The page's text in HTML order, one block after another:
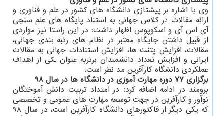
وی با اشاره بر پیشتازی دانشگاه های کشور در علم و فناوری و
ارائه مقالات در کلاس جهانی به استناد پایگاه های علم سنجی
آی اس آی و اسکوپوس اظهار داشت: در این راستا نیز مواردی
از قبیل داشتن جایگاه معتبر در نظام های رتبه بندی جهانی،
مقالات، افزایش پتنت ها، افزایش استنادات جهانی به مقالات
ایرانی و افزایش تعداد دانشمندان برتربه عنوان یکی از اهداف
عملکردی دانشگاه کارآفرین مد نظر است.
برگزاری ۷۷ دوره مهارت آموزی در دانشگاه ها در سال ۹۸
برومند در ادامه اضافه کرد: در امتداد تربیت دانش آموختگان
نوآور و کارآفرین در جهت توسعه مهارت های عمومی و تخصصی
که یکی دیگر از فاکتورهای دانشگاه کارآفرین است، در سال ۹۸